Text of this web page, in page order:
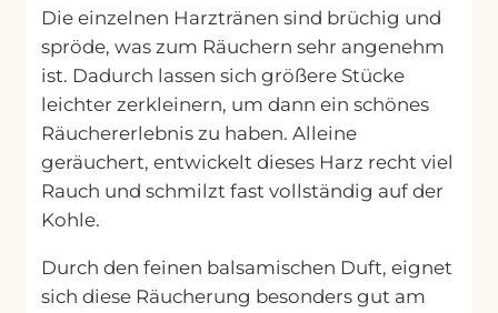
Die einzelnen Harztränen sind brüchig und
spröde, was zum Räuchern sehr angenehm
ist. Dadurch lassen sich größere Stücke
leichter zerkleinern, um dann ein schönes
Räuchererlebnis zu haben. Alleine
geräuchert, entwickelt dieses Harz recht viel
Rauch und schmilzt fast vollständig auf der
Kohle.
Durch den feinen balsamischen Duft, eignet
sich diese Räucherung besonders gut am